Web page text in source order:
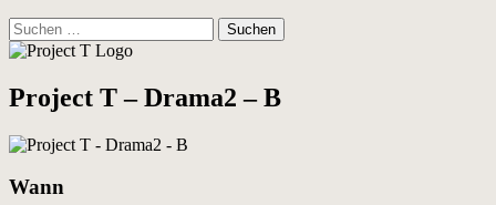
Suchen
nach:
Project T – Drama2 – B
Wann